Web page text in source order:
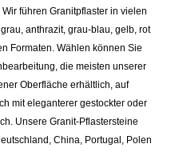
führen Granitpflaster in vielen
anthrazit, grau-blau, gelb, rot
Formaten. Wählen können Sie
die meisten unserer
Oberfläche erhältlich, auf
mit eleganterer gestockter oder
Unsere Granit-Pflastersteine
China, Portugal, Polen